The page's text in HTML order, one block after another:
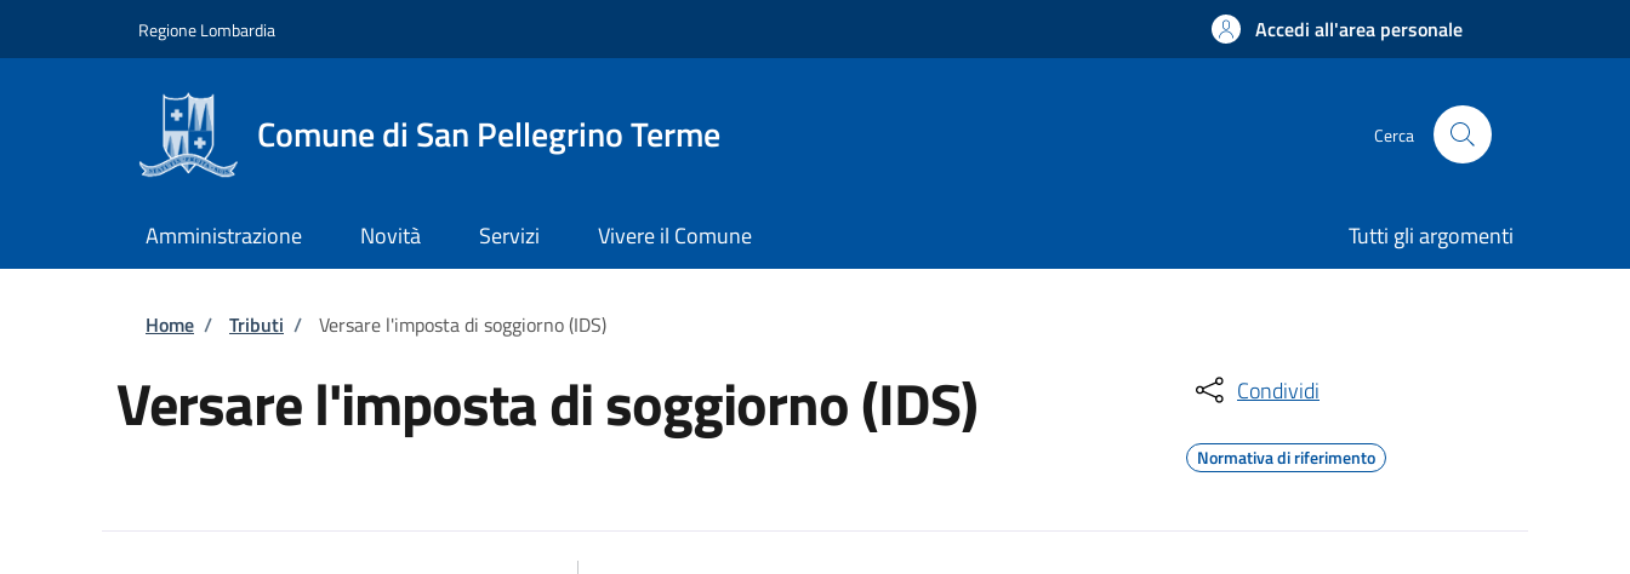
Regione Lombardia Accedi all'area personale
Comune di San Pellegrino Terme Cerca
Amministrazione Novità Servizi Vivere il Comune Tutti gli argomenti
Briciole di pane
Home / Tributi / Versare l'imposta di soggiorno (IDS)
Versare l'imposta di soggiorno (IDS) Condividi
Normativa di riferimento